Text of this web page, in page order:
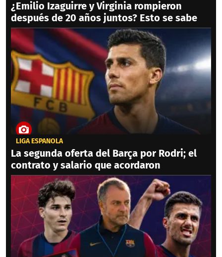
¿Emilio Izaguirre y Virginia rompieron
después de 20 años juntos? Esto se sabe
LIGA ESPAÑOLA
La segunda oferta del Barça por Rodri; el
contrato y salario que acordaron